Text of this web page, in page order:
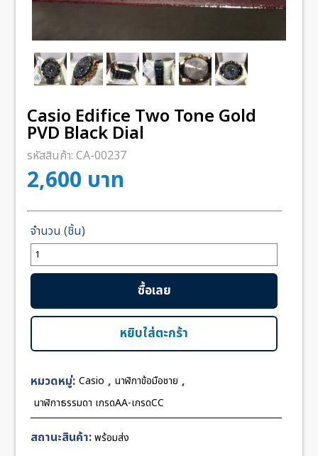
Casio Edifice Two Tone Gold
PVD Black Dial
รหัสสินค้า:CA-00237
2,600 บาท
จำนวน
Casio
Edifice
Tone
PVD
Dial
ชิ้น
หยิบใส่ตะกร้า
ซื้อเลย
หมวดหมู่: Casio , นาฬิกาข้อมือชาย ,
นาฬิกาธรรมดา เกรดAA-เกรดCC
สถานะสินค้า:พร้อมส่ง